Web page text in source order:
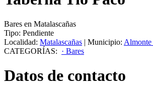
Bares en Matalascañas
Tipo: Pendiente
Localidad: Matalascañas | Municipio: Almonte
CATEGORÍAS: · Bares
Datos de contacto